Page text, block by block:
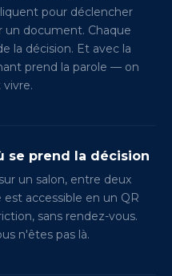
pour déclencher
un document. Chaque
la décision. Et avec la
prend la parole — on
se prend la décision
un salon, entre deux
accessible en un QR
sans rendez-vous.
n'êtes pas là.